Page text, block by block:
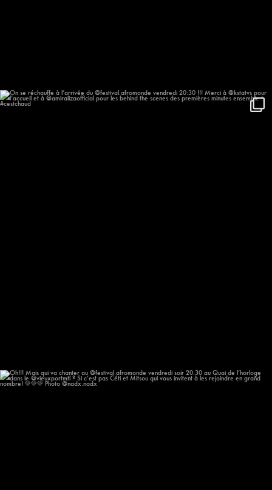
Oh!!! Mais qui va chanter au @festival.afromonde